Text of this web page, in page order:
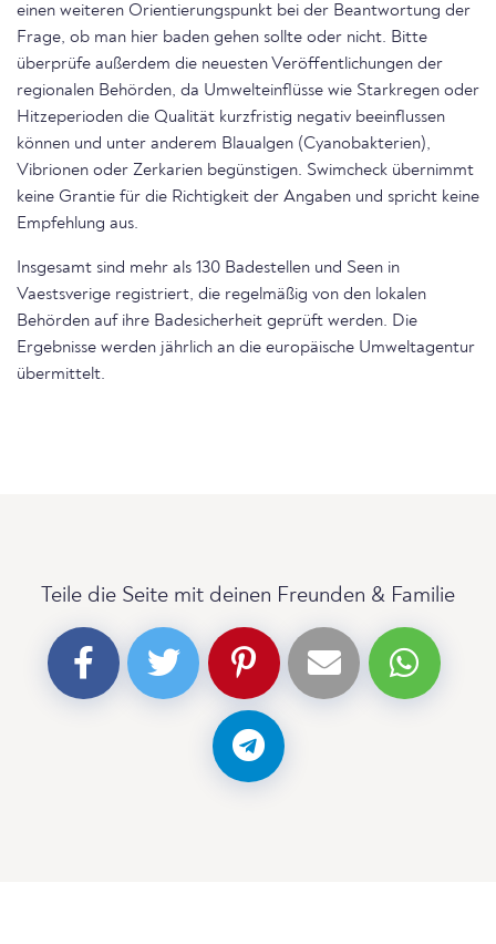
einen weiteren Orientierungspunkt bei der Beantwortung der
Frage, ob man hier baden gehen sollte oder nicht. Bitte
überprüfe außerdem die neuesten Veröffentlichungen der
regionalen Behörden, da Umwelteinflüsse wie Starkregen oder
Hitzeperioden die Qualität kurzfristig negativ beeinflussen
können und unter anderem Blaualgen (Cyanobakterien),
Vibrionen oder Zerkarien begünstigen. Swimcheck übernimmt
keine Grantie für die Richtigkeit der Angaben und spricht keine
Empfehlung aus.
Insgesamt sind mehr als 130 Badestellen und Seen in
Vaestsverige registriert, die regelmäßig von den lokalen
Behörden auf ihre Badesicherheit geprüft werden. Die
Ergebnisse werden jährlich an die europäische Umweltagentur
übermittelt.
Teile die Seite mit deinen Freunden & Familie